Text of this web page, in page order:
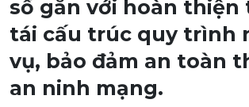
số gắn với hoàn thiện
tái cấu trúc quy trình
vụ, bảo đảm an toàn
an ninh mạng.